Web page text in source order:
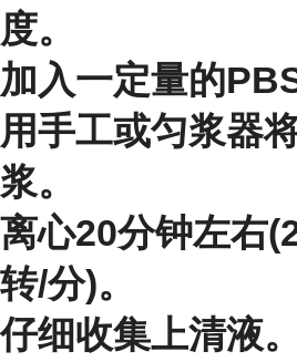
度。
加入一定量的
用手工或匀浆器
浆。
离心20分钟左右
转/分)。
仔细收集上清液。